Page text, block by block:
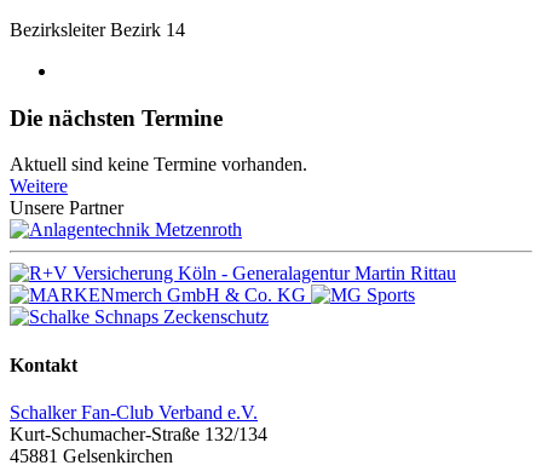
Bezirksleiter Bezirk 14
Die nächsten Termine
Aktuell sind keine Termine vorhanden.
Weitere
Unsere Partner
Kontakt
Schalker Fan-Club Verband e.V.
Kurt-Schumacher-Straße 132/134
45881 Gelsenkirchen